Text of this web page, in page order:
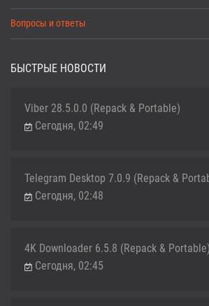
Вопросы и ответы
БЫСТРЫЕ НОВОСТИ
Viber 28.5.0.0 (Repack & Portable)
Сегодня, 02:49
Telegram Desktop 7.0.9 (Repack &
Сегодня, 02:48
4K Downloader 6.5.8 (Repack & Portable)
Сегодня, 02:45